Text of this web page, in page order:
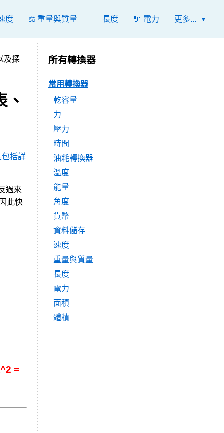
度 ⚖️ 重量與質量 📏 長度 🔌 電力 更多...
及探
包括詳
過來
此快
=
所有轉換器
常用轉換器
乾容量
力
壓力
時間
油耗轉換器
溫度
能量
角度
貨幣
資料儲存
速度
重量與質量
長度
電力
面積
體積